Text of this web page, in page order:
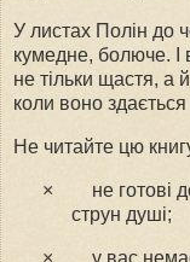
У листах Полін до
кумедне, болюче.
не тільки щастя, а
коли воно
Не читайте цю
×
не готові
струн душі;
× у вас